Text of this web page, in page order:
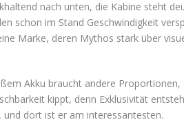
nach unten, die Kabine steht
schon im Stand Geschwindigkeit
Marke, deren Mythos stark über
Akku braucht andere Proportionen,
kippt, denn Exklusivität
dort ist er am interessantesten.